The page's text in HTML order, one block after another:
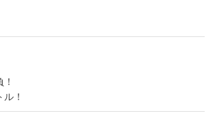
！